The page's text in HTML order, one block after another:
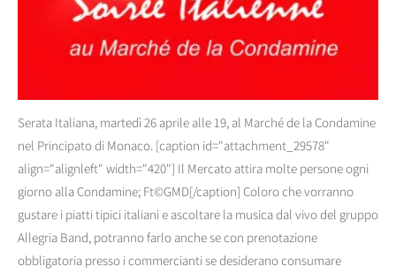
Serata Italiana, martedì 26 aprile alle 19, al Marché de la Condamine
nel Principato di Monaco. [caption id="attachment_29578"
align="alignleft" width="420"] Il Mercato attira molte persone ogni
giorno alla Condamine; Ft©GMD[/caption] Coloro che vorranno
gustare i piatti tipici italiani e ascoltare la musica dal vivo del gruppo
Allegria Band, potranno farlo anche se con prenotazione
obbligatoria presso i commercianti se desiderano consumare